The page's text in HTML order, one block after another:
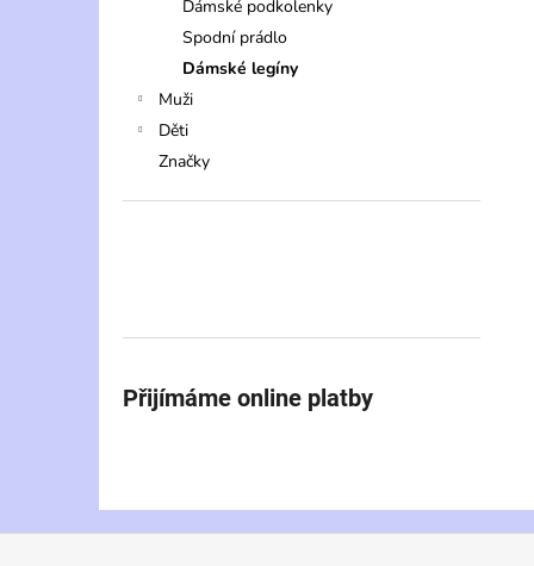
Dámské podkolenky
Spodní prádlo
Dámské legíny
Muži
Děti
Značky
Přijímáme online platby